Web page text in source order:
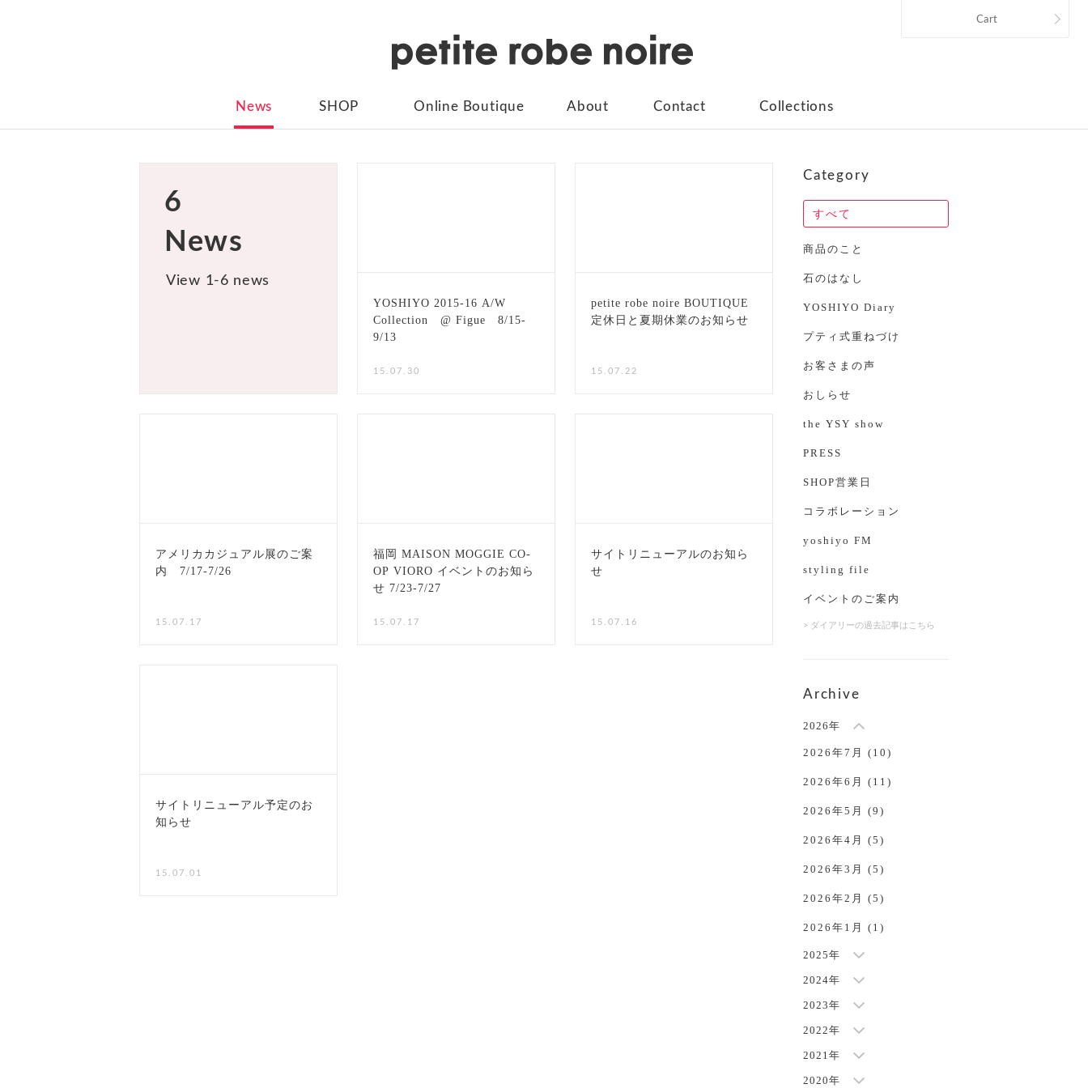
News SHOP Online Boutique About Contact Collections
Cart
6
News
View 1-6 news
YOSHIYO 2015-16 A/W
Collection @ Figue 8/15-
9/13
15.07.30
petite robe noire BOUTIQUE
定休日と夏期休業のお知らせ
15.07.22
アメリカカジュアル展のご案
内 7/17-7/26
15.07.17
福岡 MAISON MOGGIE CO-
OP VIORO イベントのお知ら
せ 7/23-7/27
15.07.17
サイトリニューアルのお知ら
せ
15.07.16
サイトリニューアル予定のお
知らせ
15.07.01
Category
すべて
商品のこと
石のはなし
YOSHIYO Diary
プティ式重ねづけ
お客さまの声
おしらせ
the YSY show
PRESS
SHOP営業日
コラボレーション
yoshiyo FM
styling file
イベントのご案内
> ダイアリーの過去記事はこちら
Archive
2026年
2026年7月 (10)
2026年6月 (11)
2026年5月 (9)
2026年4月 (5)
2026年3月 (5)
2026年2月 (5)
2026年1月 (1)
2025年
2024年
2023年
2022年
2021年
2020年